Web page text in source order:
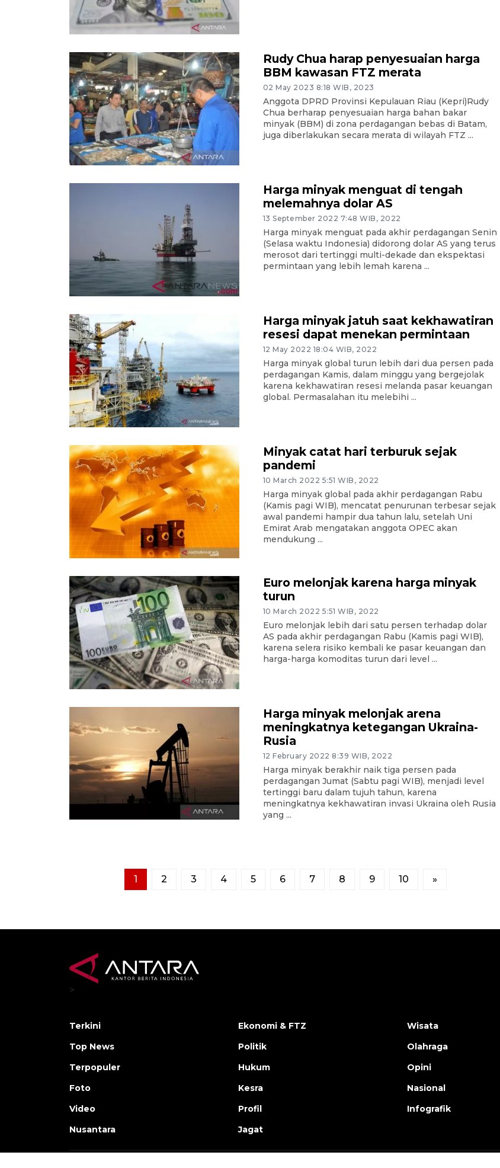
Rudy Chua harap penyesuaian harga
BBM kawasan FTZ merata
02 May 2023 8:18 WIB, 2023
Anggota DPRD Provinsi Kepulauan Riau (Kepri)Rudy
Chua berharap penyesuaian harga bahan bakar
minyak (BBM) di zona perdagangan bebas di Batam,
juga diberlakukan secara merata di wilayah FTZ ...
Harga minyak menguat di tengah
melemahnya dolar AS
13 September 2022 7:48 WIB, 2022
Harga minyak menguat pada akhir perdagangan Senin
(Selasa waktu Indonesia) didorong dolar AS yang terus
merosot dari tertinggi multi-dekade dan ekspektasi
permintaan yang lebih lemah karena ...
Harga minyak jatuh saat kekhawatiran
resesi dapat menekan permintaan
12 May 2022 18:04 WIB, 2022
Harga minyak global turun lebih dari dua persen pada
perdagangan Kamis, dalam minggu yang bergejolak
karena kekhawatiran resesi melanda pasar keuangan
global. Permasalahan itu melebihi ...
Minyak catat hari terburuk sejak
pandemi
10 March 2022 5:51 WIB, 2022
Harga minyak global pada akhir perdagangan Rabu
(Kamis pagi WIB), mencatat penurunan terbesar sejak
awal pandemi hampir dua tahun lalu, setelah Uni
Emirat Arab mengatakan anggota OPEC akan
mendukung ...
Euro melonjak karena harga minyak
turun
10 March 2022 5:51 WIB, 2022
Euro melonjak lebih dari satu persen terhadap dolar
AS pada akhir perdagangan Rabu (Kamis pagi WIB),
karena selera risiko kembali ke pasar keuangan dan
harga-harga komoditas turun dari level ...
Harga minyak melonjak arena
meningkatnya ketegangan Ukraina-
Rusia
12 February 2022 8:39 WIB, 2022
Harga minyak berakhir naik tiga persen pada
perdagangan Jumat (Sabtu pagi WIB), menjadi level
tertinggi baru dalam tujuh tahun, karena
meningkatnya kekhawatiran invasi Ukraina oleh Rusia
yang ...
1 2 3 4 5 6 7 8 9 10 »
Distribusi logistik pemilu
08 February 2024 15:30 WIB, 2024
>
Terkini
Top News
Terpopuler
Foto
Video
Nusantara
Ekonomi & FTZ
Politik
Hukum
Kesra
Profil
Jagat
Wisata
Olahraga
Opini
Nasional
Infografik